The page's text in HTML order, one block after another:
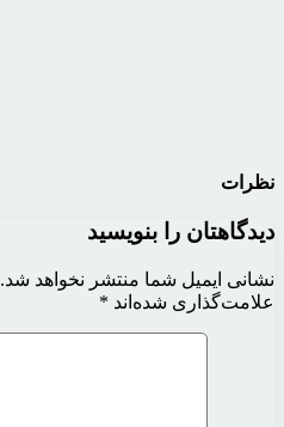
نظرات
دیدگاهتان را بنویسید
نشانی ایمیل شما منتشر نخواهد شد.
علامت‌گذاری شده‌اند *